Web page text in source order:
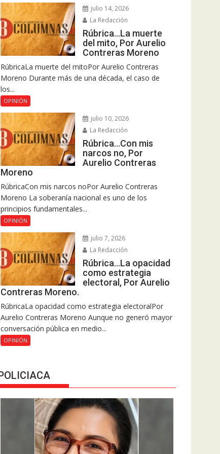
julio 14, 2026
La Redacción
Rúbrica…La muerte
del mito, Por Aurelio
Contreras Moreno
RúbricaLa muerte del mitoPor Aurelio Contreras
Moreno Durante más de una década, el caso de
los...
OPINIÓN
julio 10, 2026
La Redacción
Rúbrica…Con mis
narcos no, Por
Aurelio Contreras
Moreno
RúbricaCon mis narcos noPor Aurelio Contreras
Moreno La soberanía nacional es uno de los
principios fundamentales...
OPINIÓN
julio 7, 2026
La Redacción
Rúbrica…La opacidad
como estrategia
electoral, Por Aurelio
Contreras Moreno.
RúbricaLa opacidad como estrategia electoralPor
Aurelio Contreras Moreno Aunque no generó mayor
conversación pública en medio...
OPINIÓN